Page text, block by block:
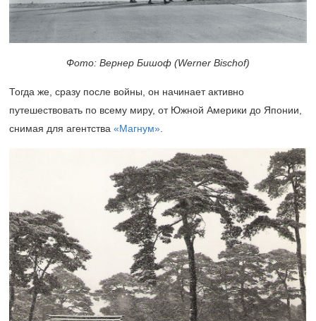
Фото: Вернер Бишоф (Werner Bischof)
Тогда же, сразу после войны, он начинает активно
путешествовать по всему миру, от Южной Америки до Японии,
снимая для агентства «Магнум»